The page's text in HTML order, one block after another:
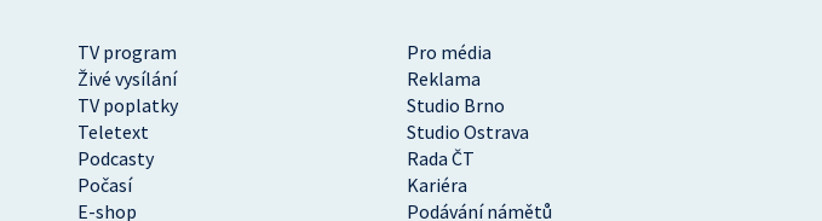
TV program
Pro média
Živé vysílání
Reklama
TV poplatky
Studio Brno
Teletext
Studio Ostrava
Podcasty
Rada ČT
Počasí
Kariéra
E-shop
Podávání námětů